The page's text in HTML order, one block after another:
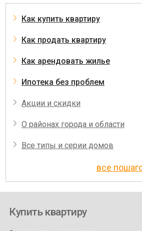
Как купить квартиру
Как продать квартиру
Как арендовать жилье
Ипотека без проблем
Акции и скидки
О районах города и области
Все типы и серии домов
все
Купить квартиру